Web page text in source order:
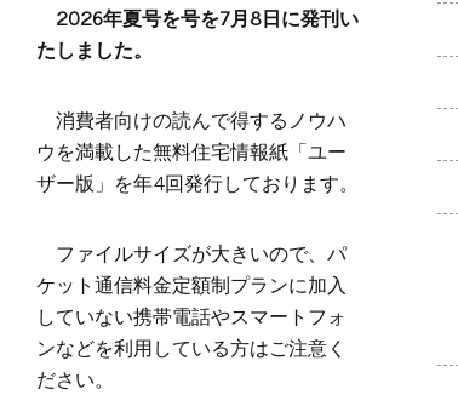
2026年夏号を号を7月8日に発刊い
たしました。
消費者向けの読んで得するノウハ
ウを満載した無料住宅情報紙「ユー
ザー版」を年4回発行しております。
ファイルサイズが大きいので、パ
ケット通信料金定額制プランに加入
していない携帯電話やスマートフォ
ンなどを利用している方はご注意く
ださい。